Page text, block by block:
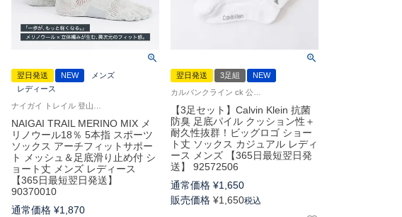
翌日発送 NEW
メンズ
レディース
NAIGAI TRAIL MERINO MIX メ
リノウール18％ 5本指 スポーツ
ソックス アーチフィットサポー
ト メッシュ＆足底滑り止め付 シ
ョート丈 メンズ レディース
【365日最短翌日発送】
90370010
通常価格 ¥1,870
翌日発送 3足組
NEW
【3足セット】Calvin Klein 抗菌
防臭 足底パイル クッション性＋
耐久性抜群！ビッグロゴ ショー
ト丈 ソックス カジュアル レディ
ース メンズ 【365日最短翌日発
送】 92572506
通常価格 ¥1,650
販売価格 ¥1,650税込